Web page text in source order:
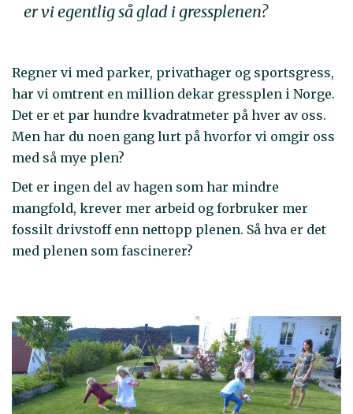
er vi egentlig så glad i gressplenen?
Regner vi med parker, privathager og sportsgress,
har vi omtrent en million dekar gressplen i Norge.
Det er et par hundre kvadratmeter på hver av oss.
Men har du noen gang lurt på hvorfor vi omgir oss
med så mye plen?
Det er ingen del av hagen som har mindre
mangfold, krever mer arbeid og forbruker mer
fossilt drivstoff enn nettopp plenen. Så hva er det
med plenen som fascinerer?